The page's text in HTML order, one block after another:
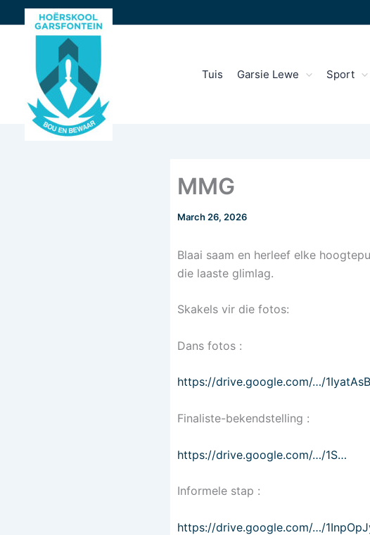
to
Tuis Garsie Lewe Sport
MMG
March 26, 2026
Blaai saam en herleef elke
die laaste glimlag.
Skakels vir die fotos:
Dans fotos :
https://drive.google.com/…/
Finaliste-bekendstelling :
https://drive.google.com/…/1S…
Informele stap :
https://drive.google.com/…/